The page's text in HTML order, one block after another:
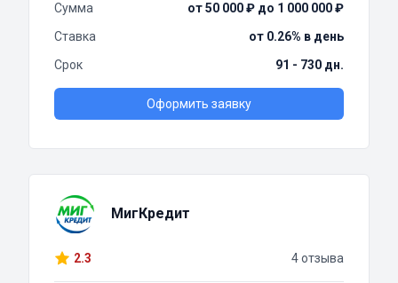
Сумма
от 50 000 ₽ до 1 000 000 ₽
Ставка
от 0.26% в день
Срок
91 - 730 дн.
Оформить заявку
МигКредит
2.3 4 отзыва